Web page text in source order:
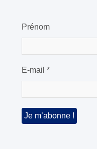
Prénom
E-mail *